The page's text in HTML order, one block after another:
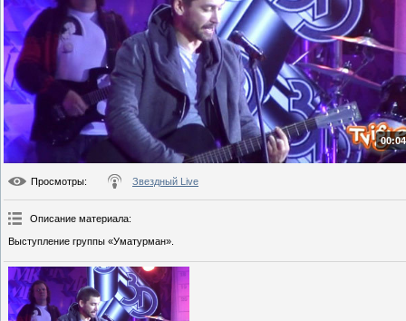
Просмотры: Звездный Live
Описание материала:
Выступление группы «Уматурман».